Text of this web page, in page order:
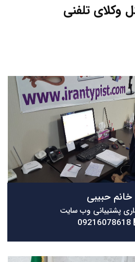
وکلای تلفنی
خانم حبیبی
اداری پشتیبانی وب سایت
09216078618